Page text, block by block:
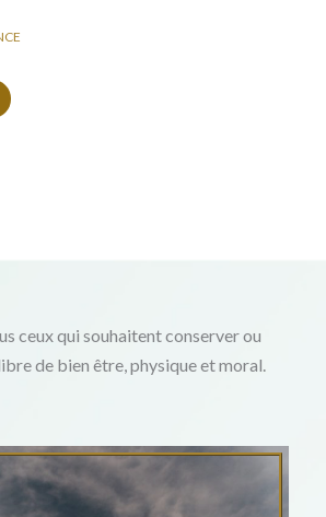
ceux qui souhaitent conserver ou
de bien être, physique et moral.